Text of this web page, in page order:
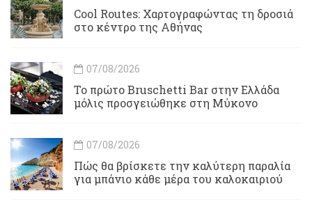
Cool Routes: Χαρτογραφώντας τη δροσιά
στο κέντρο της Αθήνας
07/08/2026
Το πρώτο Bruschetti Bar στην Ελλάδα
μόλις προσγειώθηκε στη Μύκονο
07/08/2026
Πώς θα βρίσκετε την καλύτερη παραλία
για μπάνιο κάθε μέρα του καλοκαιριού